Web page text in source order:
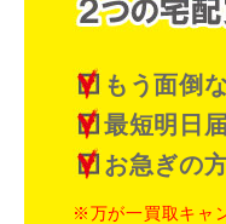
もう面倒
最短明日
お急ぎの
※万が一買取キャ